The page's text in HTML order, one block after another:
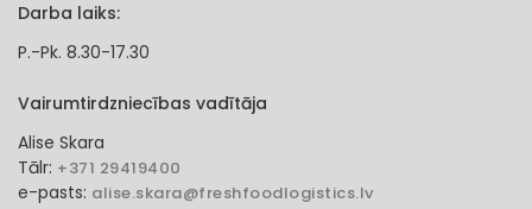
Darba laiks:
P.-Pk. 8.30-17.30
Vairumtirdzniecības vadītāja
Alise Skara
Tālr: +371 29419400
e-pasts: alise.skara@freshfoodlogistics.lv